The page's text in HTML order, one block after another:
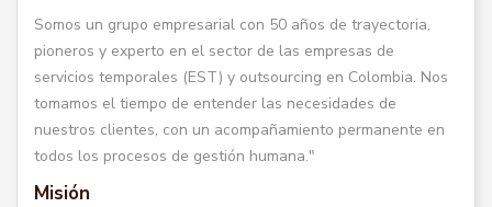
Somos un grupo empresarial con 50 años de trayectoria,
pioneros y experto en el sector de las empresas de
servicios temporales (EST) y outsourcing en Colombia. Nos
tomamos el tiempo de entender las necesidades de
nuestros clientes, con un acompañamiento permanente en
todos los procesos de gestión humana."
Misión